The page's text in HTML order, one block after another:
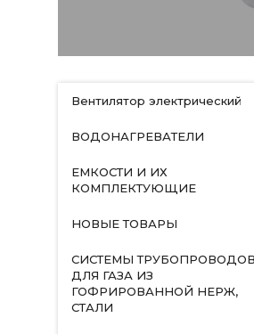
Вентилятор электрический
ВОДОНАГРЕВАТЕЛИ
ЕМКОСТИ И ИХ
КОМПЛЕКТУЮЩИЕ
НОВЫЕ ТОВАРЫ
СИСТЕМЫ ТРУБОПРОВОДОВ
ДЛЯ ГАЗА ИЗ
ГОФРИРОВАННОЙ НЕРЖ,
СТАЛИ